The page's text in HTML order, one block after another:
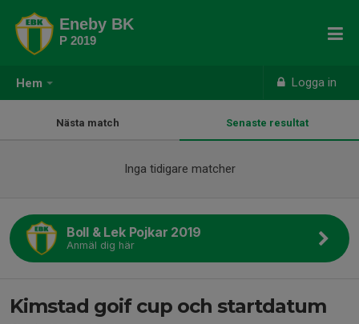
Hem Logga in
Eneby BK
P 2019
Nästa match Senaste resultat
Inga tidigare matcher
Boll & Lek Pojkar 2019
Anmäl dig här
Kimstad goif cup och startdatum